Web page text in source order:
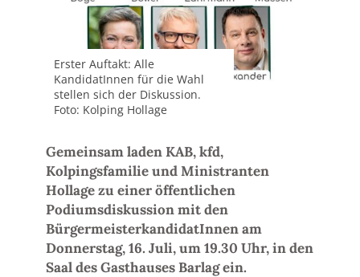
Erster Auftakt: Alle
KandidatInnen für die Wahl
stellen sich der Diskussion.
Foto: Kolping Hollage
Gemeinsam laden KAB, kfd,
Kolpingsfamilie und Ministranten
Hollage zu einer öffentlichen
Podiumsdiskussion mit den
BürgermeisterkandidatInnen am
Donnerstag, 16. Juli, um 19.30 Uhr, in den
Saal des Gasthauses Barlag ein.